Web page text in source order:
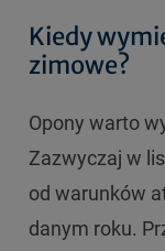
Kiedy
zimowe?
Opony warto
Zazwyczaj w
od warunków
danym roku.